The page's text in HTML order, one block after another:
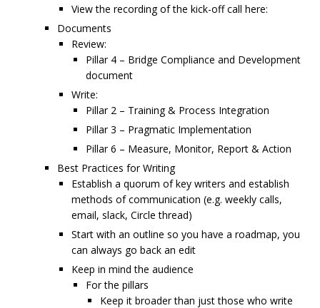
View the recording of the kick-off call here:
Documents
Review:
Pillar 4 – Bridge Compliance and Development
document
Write:
Pillar 2 – Training & Process Integration
Pillar 3 – Pragmatic Implementation
Pillar 6 – Measure, Monitor, Report & Action
Best Practices for Writing
Establish a quorum of key writers and establish
methods of communication (e.g. weekly calls,
email, slack, Circle thread)
Start with an outline so you have a roadmap, you
can always go back an edit
Keep in mind the audience
For the pillars
Keep it broader than just those who write